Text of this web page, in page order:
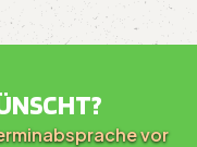
vor